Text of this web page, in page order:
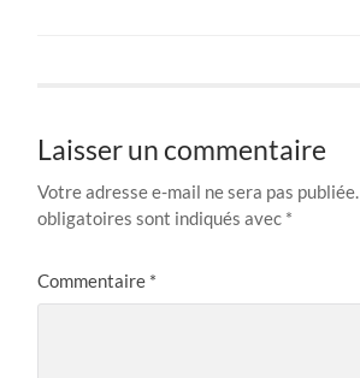
Laisser un commentaire
Votre adresse e-mail ne sera pas publiée.
obligatoires sont indiqués avec *
Commentaire *